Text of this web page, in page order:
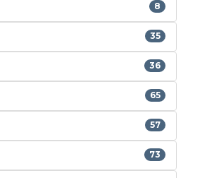
8
35
36
65
57
73